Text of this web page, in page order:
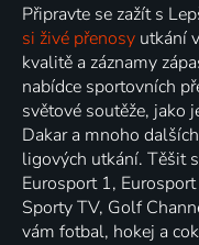
Připravte se zažít s
si živé přenosy utkání
kvalitě a záznamy
nabídce sportovních
světové soutěže, jako
Dakar a mnoho
ligových utkání. Těšit
Eurosport 1,
Sporty TV, Golf
vám fotbal, hokej a